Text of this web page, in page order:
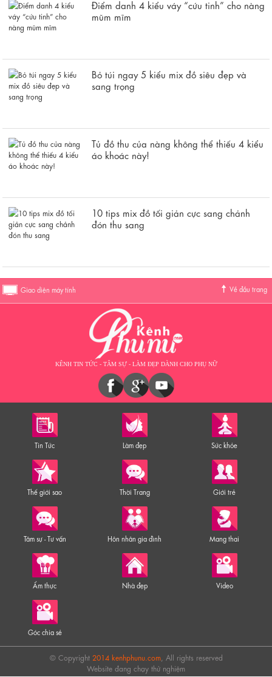
Điểm danh 4 kiểu váy “cứu tinh” cho nàng
mũm mĩm
Bỏ túi ngay 5 kiểu mix đồ siêu đẹp và
sang trọng
Tủ đồ thu của nàng không thể thiếu 4 kiểu
áo khoác này!
10 tips mix đồ tối giản cực sang chảnh
đón thu sang
Giao diện máy tính Về đầu trang
KÊNH TIN TỨC - TÂM SỰ - LÀM ĐẸP DÀNH CHO PHỤ NỮ
Tin Tức Làm đẹp Sức khỏe
Thế giới sao Thời Trang Giới trẻ
Tâm sự - Tư vấn Hôn nhân gia đình Mang thai
Ẩm thực Nhà đẹp Video
Góc chia sẻ
© Copyright 2014 kenhphunu.com, All rights reserved
Website đang chạy thử nghiệm